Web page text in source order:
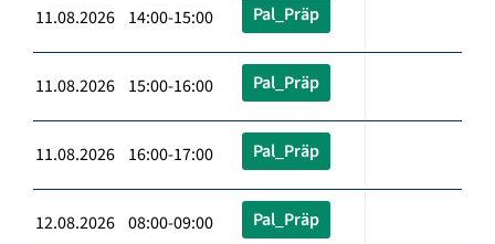
11.08.2026 14:00-15:00 Pal_Präp
11.08.2026 15:00-16:00 Pal_Präp
11.08.2026 16:00-17:00 Pal_Präp
12.08.2026 08:00-09:00 Pal_Präp